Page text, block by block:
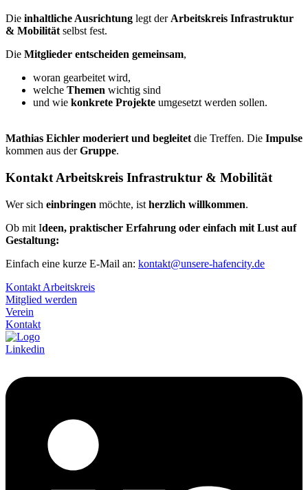
Die inhaltliche Ausrichtung legt der Arbeitskreis Infrastruktur
& Mobilität selbst fest.
Die Mitglieder entscheiden gemeinsam,
woran gearbeitet wird,
welche Themen wichtig sind
und wie konkrete Projekte umgesetzt werden sollen.
Mathias Eichler moderiert und begleitet die Treffen. Die Impulse
kommen aus derGruppe.
Kontakt Arbeitskreis Infrastruktur & Mobilität
Wer sich einbringen möchte, ist herzlich willkommen.
Ob mit Ideen, praktischer Erfahrung oder einfach mit Lust auf
Gestaltung:
Einfach eine kurze E-Mail an: kontakt@unsere-hafencity.de
Kontakt Arbeitskreis
Mitglied werden
Verein
Kontakt
Linkedin